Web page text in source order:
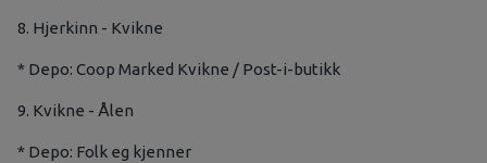
8. Hjerkinn - Kvikne
* Depo: Coop Marked Kvikne / Post-i-butikk
9. Kvikne - Ålen
* Depo: Folk eg kjenner